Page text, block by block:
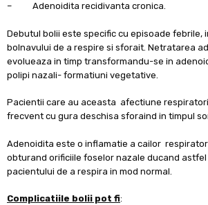
– Adenoidita recidivanta cronica.
Debutul bolii este specific cu episoade febrile,
bolnavului de a respire si sforait. Netratarea
evolueaza in timp transformandu-se in
polipi nazali- formatiuni vegetative.
Pacientii care au aceasta afectiune
frecvent cu gura deschisa sforaind in timpul
Adenoidita este o inflamatie a cailor
obturand orificiile foselor nazale ducand
pacientului de a respira in mod normal.
Complicatiile bolii pot fi: